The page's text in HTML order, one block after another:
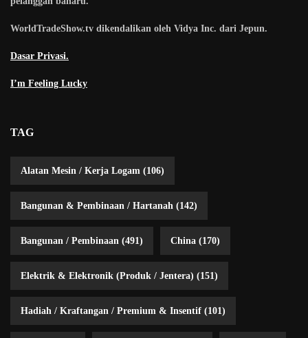
WorldTradeShow.tv dikendalikan oleh Vidya Inc. dari Jepun.
Dasar Privasi.
I’m Feeling Lucky
TAG
Alatan Mesin / Kerja Logam (106)
Bangunan & Pembinaan / Hartanah (142)
Bangunan / Pembinaan (491) China (170)
Elektrik & Elektronik (Produk / Jentera) (151)
Hadiah / Kraftangan / Premium & Insentif (101)